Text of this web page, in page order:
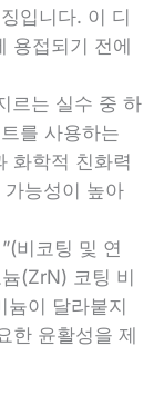
입니다. 이 디
용접되기 전에
르는 실수 중 하
를 사용하는
화학적 친화력
능성이 높아
비코팅 및 연
(ZrN) 코팅 비
늄이 달라붙지
한 윤활성을 제